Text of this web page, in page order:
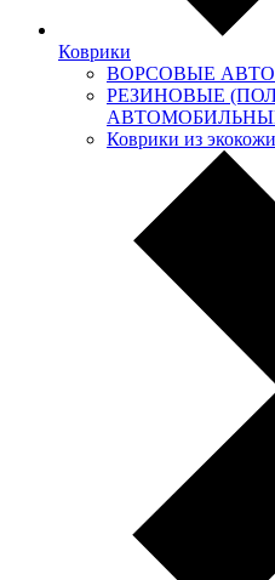
Коврики
ВОРСОВЫЕ
РЕЗИНОВЫЕ
Коврики из экокожи